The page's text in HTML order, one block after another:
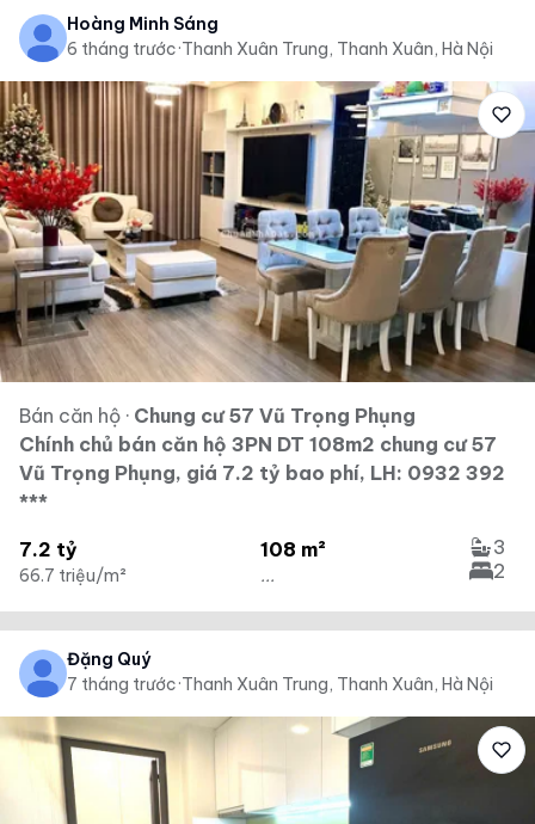
Hoàng Minh Sáng
6 tháng trước·Thanh Xuân Trung, Thanh Xuân, Hà Nội
Bán căn hộ · Chung cư 57 Vũ Trọng Phụng
Chính chủ bán căn hộ 3PN DT 108m2 chung cư 57
Vũ Trọng Phụng, giá 7.2 tỷ bao phí, LH: 0932 392
***
7.2 tỷ
66.7 triệu/m²
108 m²
...
3
2
Đặng Quý
7 tháng trước·Thanh Xuân Trung, Thanh Xuân, Hà Nội